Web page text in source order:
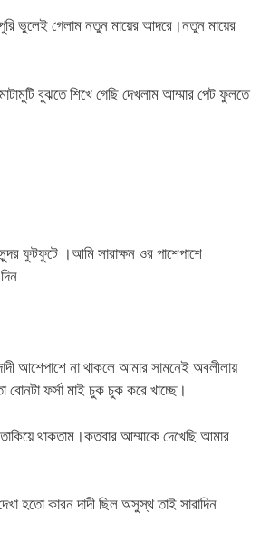
ভুলেই গেলাম নতুন মায়ের আদরে।নতুন মায়ের
বুঝতে শিখে গেছি দেখলাম আম্মার পেট ফুলতে
ফুটফুটে ।আমি সারাক্ষন ওর পাশেপাশে
আশেপাশে না থাকলে আমার সামনেই অবলীলায়
ফর্সা মাই চুক চুক করে খাচ্ছে।
থাকতাম।কতবার আম্মাকে দেখেছি আমার
হতো কারন দাদী ছিল অসুস্থ তাই সারাদিন